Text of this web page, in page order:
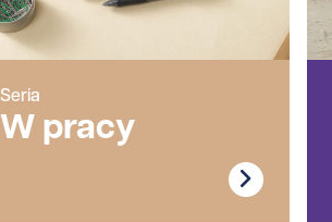
Seria
W pracy